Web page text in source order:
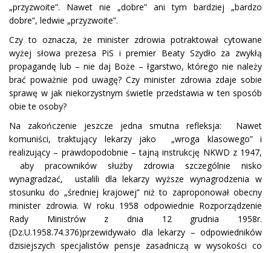
„przyzwoite”. Nawet nie „dobre” ani tym bardziej „bardzo
dobre”, ledwie „przyzwoite”.
Czy to oznacza, że minister zdrowia potraktował cytowane
wyżej słowa prezesa PiS i premier Beaty Szydło za zwykłą
propagandę lub – nie daj Boże – łgarstwo, którego nie należy
brać poważnie pod uwagę? Czy minister zdrowia zdaje sobie
sprawę w jak niekorzystnym świetle przedstawia w ten sposób
obie te osoby?
Na zakończenie jeszcze jedna smutna refleksja: Nawet
komuniści, traktujący lekarzy jako „wroga klasowego” i
realizujący – prawdopodobnie – tajną instrukcję NKWD z 1947,
aby pracowników służby zdrowia szczególnie nisko
wynagradzać, ustalili dla lekarzy wyższe wynagrodzenia w
stosunku do „średniej krajowej” niż to zaproponował obecny
minister zdrowia. W roku 1958 odpowiednie Rozporządzenie
Rady Ministrów z dnia 12 grudnia 1958r.
(Dz.U.1958.74.376)przewidywało dla lekarzy – odpowiedników
dzisiejszych specjalistów pensje zasadniczą w wysokości co